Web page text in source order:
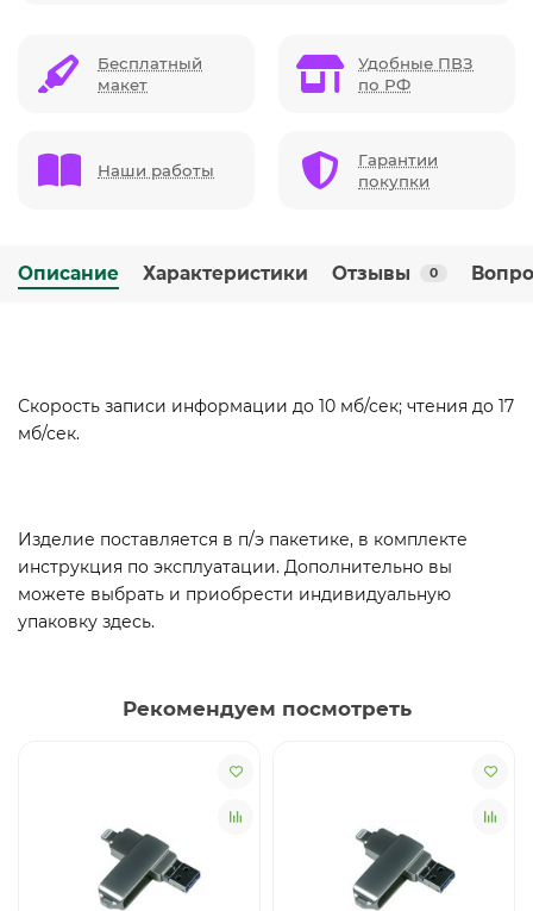
Бесплатный
макет
Удобные ПВЗ
по РФ
Наши работы
Гарантии
покупки
Описание Характеристики Отзывы 0
Скорость записи информации до 10 мб/сек; чтения до 17
мб/сек.
Изделие поставляется в п/э пакетике, в комплекте
инструкция по эксплуатации. Дополнительно вы
можете выбрать и приобрести индивидуальную
упаковку здесь.
Рекомендуем посмотреть